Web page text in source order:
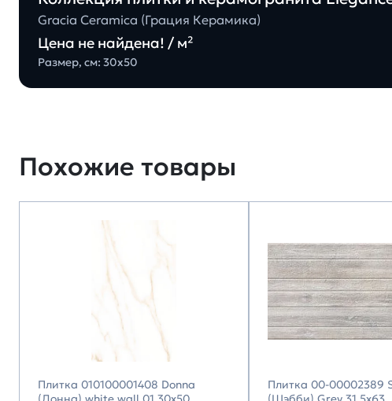
Gracia Ceramica (Грация Керамика)
Цена не найдена! / м²
Размер, см: 30х50
Похожие товары
Плитка 010100001408 Donna
Плитка 00-00002389